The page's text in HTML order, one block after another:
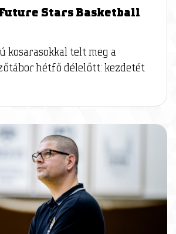
Stars Basketball
kosarasokkal telt meg a
hétfő délelőtt: kezdetét